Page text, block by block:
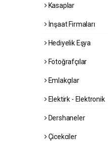
Kasaplar
İnşaat Firmaları
Hediyelik Eşya
Fotoğrafçılar
Emlakçılar
Elektirk - Elektronik
Dershaneler
Çicekciler